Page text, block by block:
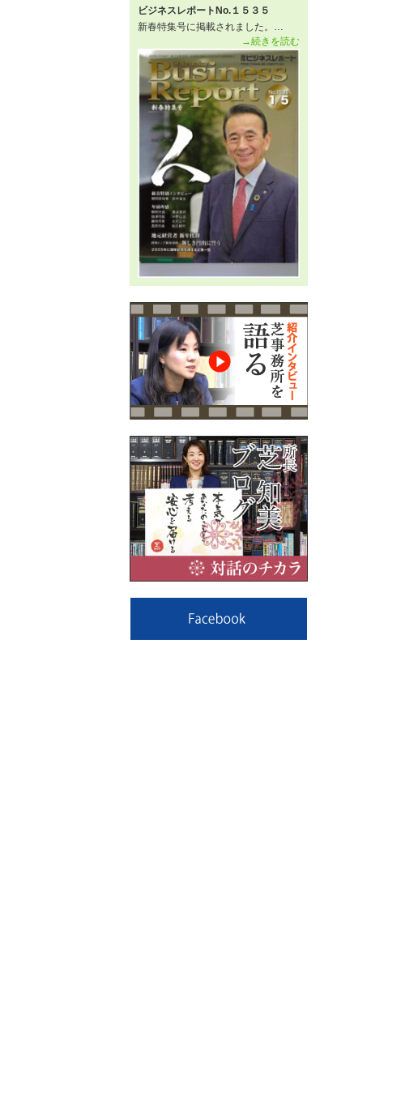
ビジネスレポートNo.１５３５
新春特集号に掲載されました。…
→続きを読む